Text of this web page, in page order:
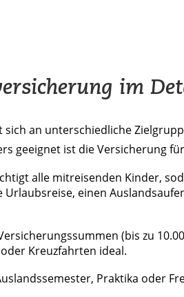
im
sich an unterschiedliche
geeignet ist die Versicherung
alle mitreisenden Kinder,
einen
(bis zu
Kreuzfahrten ideal.
Praktika oder